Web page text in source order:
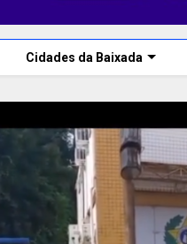
Cidades da Baixada